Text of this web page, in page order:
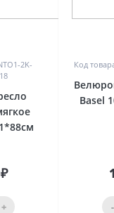
2K-
+
Код
Basel
-